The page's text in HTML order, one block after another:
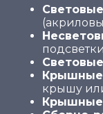
Крышные
крышу